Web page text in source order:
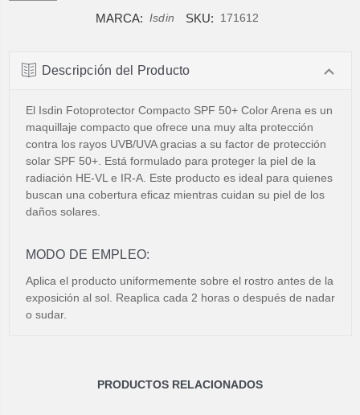
MARCA: Isdin SKU: 171612
Descripción del Producto
El Isdin Fotoprotector Compacto SPF 50+ Color Arena es un
maquillaje compacto que ofrece una muy alta protección
contra los rayos UVB/UVA gracias a su factor de protección
solar SPF 50+. Está formulado para proteger la piel de la
radiación HE-VL e IR-A. Este producto es ideal para quienes
buscan una cobertura eficaz mientras cuidan su piel de los
daños solares.
MODO DE EMPLEO:
Aplica el producto uniformemente sobre el rostro antes de la
exposición al sol. Reaplica cada 2 horas o después de nadar
o sudar.
PRODUCTOS RELACIONADOS